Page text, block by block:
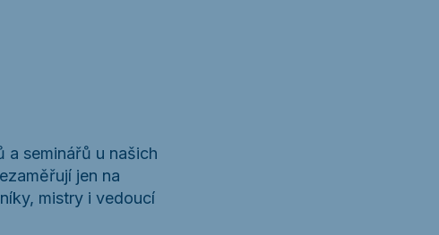
a seminářů u našich
jen na
mistry i vedoucí